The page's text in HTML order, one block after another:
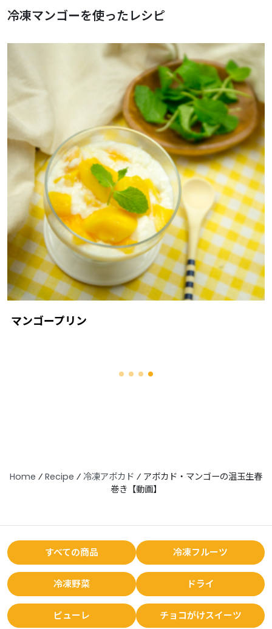
冷凍マンゴーを使ったレシピ
マンゴープリン
Home ⁄ Recipe ⁄ 冷凍アボカド ⁄ アボカド・マンゴーの温玉生春
巻き【動画】
すべての商品 冷凍フルーツ
冷凍野菜 ドライ
ピューレ チョコがけスイーツ